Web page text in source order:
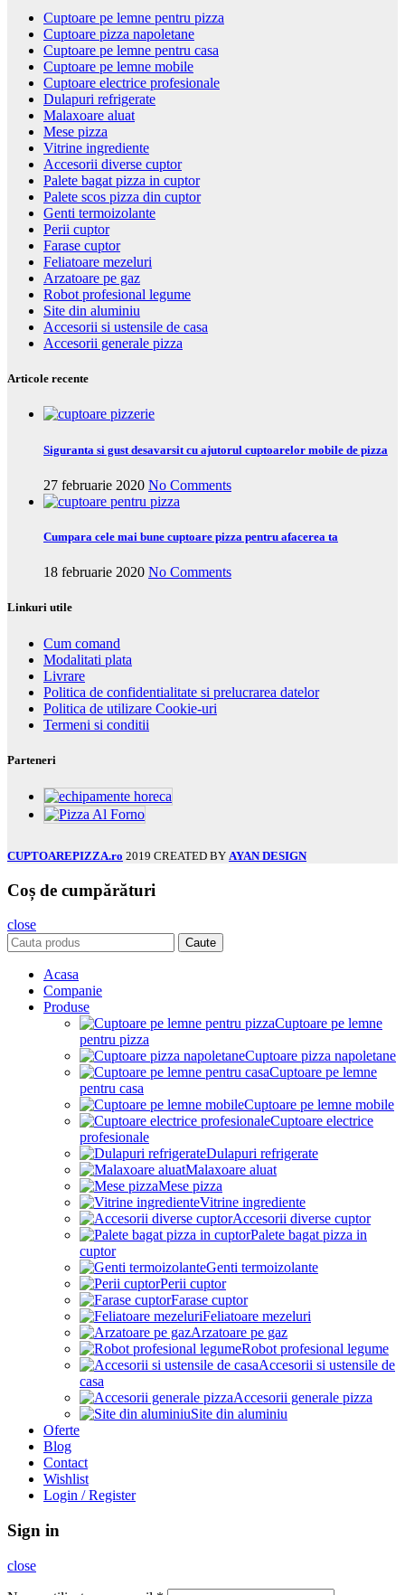
Cuptoare pe lemne pentru pizza
Cuptoare pizza napoletane
Cuptoare pe lemne pentru casa
Cuptoare pe lemne mobile
Cuptoare electrice profesionale
Dulapuri refrigerate
Malaxoare aluat
Mese pizza
Vitrine ingrediente
Accesorii diverse cuptor
Palete bagat pizza in cuptor
Palete scos pizza din cuptor
Genti termoizolante
Perii cuptor
Farase cuptor
Feliatoare mezeluri
Arzatoare pe gaz
Robot profesional legume
Site din aluminiu
Accesorii si ustensile de casa
Accesorii generale pizza
Articole recente
Siguranta si gust desavarsit cu ajutorul cuptoarelor mobile de pizza
27 februarie 2020 No Comments
Cumpara cele mai bune cuptoare pizza pentru afacerea ta
18 februarie 2020 No Comments
Linkuri utile
Cum comand
Modalitati plata
Livrare
Politica de confidentialitate si prelucrarea datelor
Politica de utilizare Cookie-uri
Termeni si conditii
Parteneri
CUPTOAREPIZZA.ro 2019 CREATED BY AYAN DESIGN
Coș de cumpărături
close
Caute
Acasa
Companie
Produse
Cuptoare pe lemne
pentru pizza
Cuptoare pizza napoletane
Cuptoare pe lemne
pentru casa
Cuptoare pe lemne mobile
Cuptoare electrice
profesionale
Dulapuri refrigerate
Malaxoare aluat
Mese pizza
Vitrine ingrediente
Accesorii diverse cuptor
Palete bagat pizza in
cuptor
Genti termoizolante
Perii cuptor
Farase cuptor
Feliatoare mezeluri
Arzatoare pe gaz
Robot profesional legume
Accesorii si ustensile de
casa
Accesorii generale pizza
Site din aluminiu
Oferte
Blog
Contact
Wishlist
Login / Register
Sign in
close